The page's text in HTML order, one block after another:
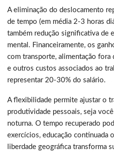
A eliminação do deslocamento
de tempo (em média 2-3 horas
também redução significativa de
mental. Financeiramente, os
com transporte, alimentação fora
e outros custos associados ao
representar 20-30% do salário.
A flexibilidade permite ajustar o
produtividade pessoais, seja
noturna. O tempo recuperado
exercícios, educação continuada
liberdade geográfica transforma